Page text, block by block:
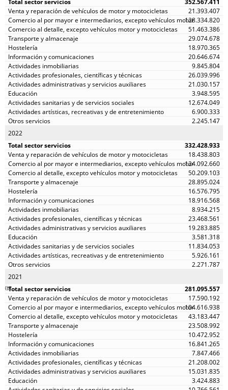
352.567.411
21.393.407
128.334.820
51.463.386
29.074.678
18.970.365
20.646.674
9.845.804
26.039.996
21.030.157
3.948.595
12.674.049
6.900.333
2.245.147
2022
332.428.933
18.438.803
124.092.660
50.209.103
28.895.024
16.576.795
18.916.568
8.934.215
23.468.561
19.283.885
3.581.318
11.834.053
5.926.161
2.271.787
2021
281.095.557
(b)
17.590.192
104.616.938
43.183.447
23.508.992
10.472.952
16.841.265
7.847.466
21.208.002
15.031.835
3.424.883